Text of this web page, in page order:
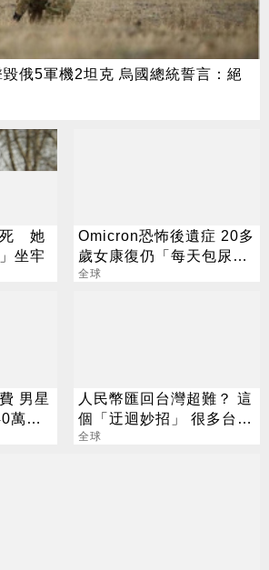
俄5軍機2坦克 烏國總統誓言：絕
死 她
坐牢
Omicron恐怖後遺症 20多
歲女康復仍「每天包尿
布」
全球
男星
萬還
人民幣匯回台灣超難？ 這
個「迂迴妙招」 很多台幹
還不知道
全球